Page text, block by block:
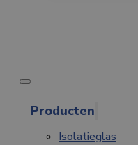
Producten
Isolatieglas